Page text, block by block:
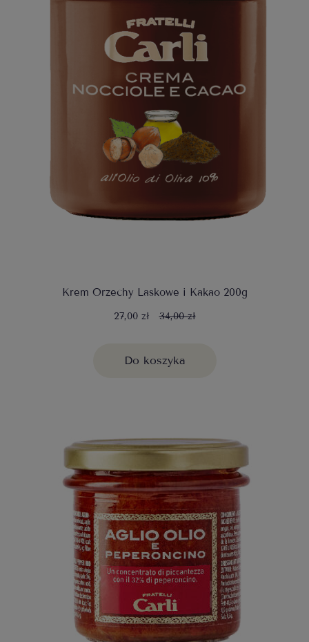
Krem Orzechy Laskowe i Kakao 200g
27,00 zł 34,00 zł
Do koszyka